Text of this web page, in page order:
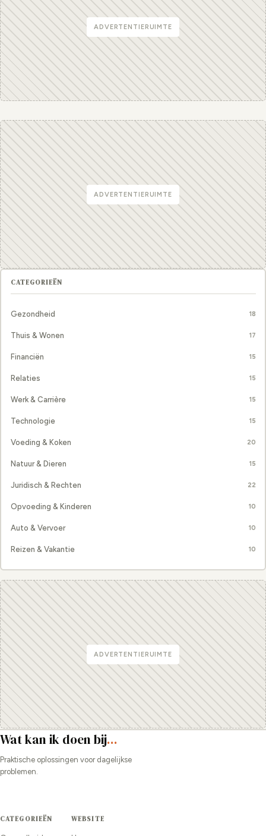
ADVERTENTIERUIMTE
ADVERTENTIERUIMTE
CATEGORIEËN
Gezondheid 18
Thuis & Wonen 17
Financiën 15
Relaties 15
Werk & Carrière 15
Technologie 15
Voeding & Koken 20
Natuur & Dieren 15
Juridisch & Rechten 22
Opvoeding & Kinderen 10
Auto & Vervoer 10
Reizen & Vakantie 10
ADVERTENTIERUIMTE
Wat kan ik doen bij...
Praktische oplossingen voor dagelijkse
problemen.
CATEGORIEËN WEBSITE